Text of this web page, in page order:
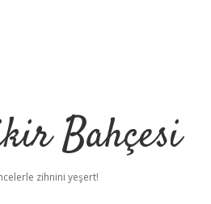
Bahçesi
zihnini yeşert!